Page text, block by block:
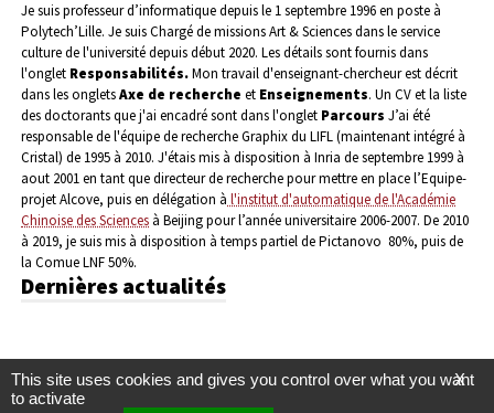
Je suis professeur d’informatique depuis le 1 septembre 1996 en poste à
Polytech’Lille. Je suis Chargé de missions Art & Sciences dans le service
culture de l'université depuis début 2020. Les détails sont fournis dans
l'onglet Responsabilités.Mon travail d'enseignant-chercheur est décrit
dans les ongletsAxe de recherche et Enseignements. Un CV et la liste
des doctorants que j'ai encadré sont dans l'onglet Parcours J’ai été
responsable de l'équipe de recherche Graphix du LIFL (maintenant intégré à
Cristal) de 1995 à 2010. J'étais mis à disposition à Inria de septembre 1999 à
aout 2001 en tant que directeur de recherche pour mettre en place l’Equipe-
projet Alcove, puis en délégation à l'institut d'automatique de l'Académie
Chinoise des Sciences à Beijing pour l’année universitaire 2006-2007. De 2010
à 2019, je suis mis à disposition à temps partiel de Pictanovo 80%, puis de
la Comue LNF 50%.
Dernières actualités
X
This site uses cookies and gives you control over what you want
to activate